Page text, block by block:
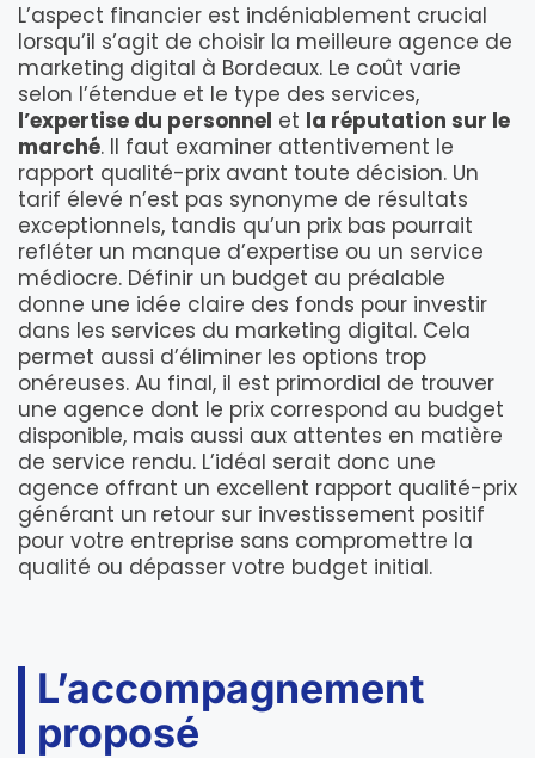
L’aspect financier est indéniablement crucial
lorsqu’il s’agit de choisir la meilleure agence de
marketing digital à Bordeaux. Le coût varie
selon l’étendue et le type des services,
l’expertise du personnel et la réputation sur le
marché. Il faut examiner attentivement le
rapport qualité-prix avant toute décision. Un
tarif élevé n’est pas synonyme de résultats
exceptionnels, tandis qu’un prix bas pourrait
refléter un manque d’expertise ou un service
médiocre. Définir un budget au préalable
donne une idée claire des fonds pour investir
dans les services du marketing digital. Cela
permet aussi d’éliminer les options trop
onéreuses. Au final, il est primordial de trouver
une agence dont le prix correspond au budget
disponible, mais aussi aux attentes en matière
de service rendu. L’idéal serait donc une
agence offrant un excellent rapport qualité-prix
générant un retour sur investissement positif
pour votre entreprise sans compromettre la
qualité ou dépasser votre budget initial.
L’accompagnement
proposé